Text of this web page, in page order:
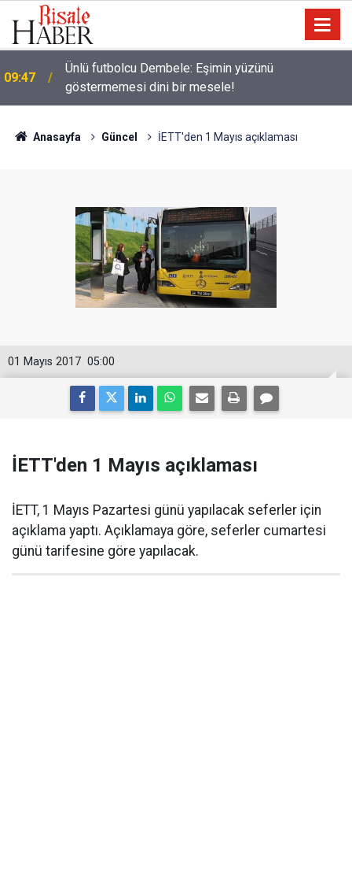
09:47
Ünlü futbolcu Dembele: Eşimin yüzünü
göstermemesi dini bir mesele!
09:23 Üniversite tercihlerinde son 2 gün
Anasayfa Güncel İETT'den 1 Mayıs açıklaması
05:00
01 Mayıs 2017
İETT'den 1 Mayıs açıklaması
İETT, 1 Mayıs Pazartesi günü yapılacak seferler için
açıklama yaptı. Açıklamaya göre, seferler cumartesi
günü tarifesine göre yapılacak.